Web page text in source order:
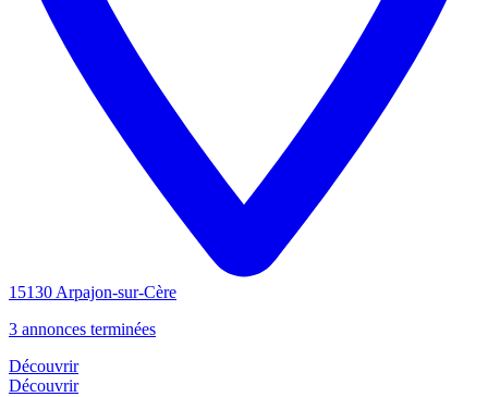
15130 Arpajon-sur-Cère
3 annonces terminées
Découvrir
Découvrir